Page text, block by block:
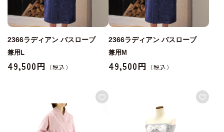
2366ラディアン バスローブ
兼用L
49,500円
2366ラディアン バスローブ
兼用M
49,500円